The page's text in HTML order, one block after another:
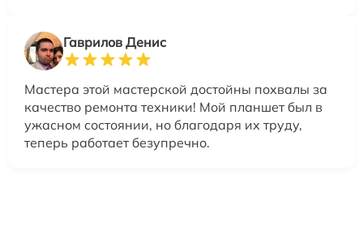
Гаврилов Денис
Мастера этой мастерской достойны похвалы за
качество ремонта техники! Мой планшет был в
ужасном состоянии, но благодаря их труду,
теперь работает безупречно.